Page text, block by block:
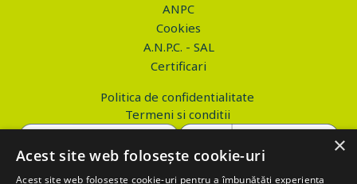
ANPC
Cookies
A.N.P.C. - SAL
Certificari
Politica de confidentialitate
Termeni si conditii
×
Acest site web folosește cookie-uri
Acest site web folosește cookie-uri pentru a îmbunătăți experiența